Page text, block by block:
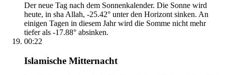
Der neue Tag nach dem Sonnenkalender. Die Sonne wird
heute, in sha Allah, -25.42° unter den Horizont sinken. An
einigen Tagen in diesem Jahr wird die Somme nicht mehr
tiefer als -17.88° absinken.
00:22
Islamische Mitternacht